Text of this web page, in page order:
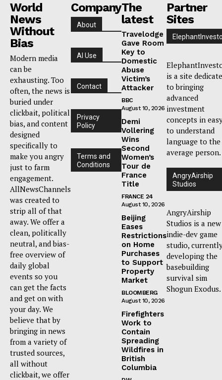
World
News
Without
Bias
Modern media
can be
exhausting. Too
often, the news is
buried under
clickbait, political
bias, and content
designed
specifically to
make you angry
just to farm
engagement.
AllNewsChannels
was created to
strip all of that
away. We offer a
clean, politically
neutral, and bias-
free overview of
daily global
events so you
can get the facts
and get on with
your day. We
believe that by
bringing in news
from a variety of
trusted sources,
all without
clickbait, we offer
Company
About
AI Use
Contact
Privacy
Policy
Terms and
Conditions
The
latest
Travelodge
Gave Room
Key to
Domestic
Abuse
Victim’s
Attacker
BBC
August 10, 2026
Demi
Vollering
Wins
Second
Women’s
Tour de
France
Title
FRANCE 24
August 10, 2026
Beijing
Eases
Restrictions
on Home
Purchases
to Support
Property
Market
BLOOMBERG
August 10, 2026
Firefighters
Work to
Contain
Spreading
Wildfires in
British
Columbia
Partner
Sites
is a site
to bringing
advanced
investment
concepts in
to understand
language to the
average person.
AngryAirship
Studios
AngryAirship
Studios is a new
indie-dev game
studio,
developing the
basebuilding
survival sim
Shogun Exodus.